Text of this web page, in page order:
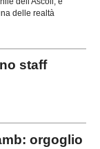
delle realtà
staff
orgoglio